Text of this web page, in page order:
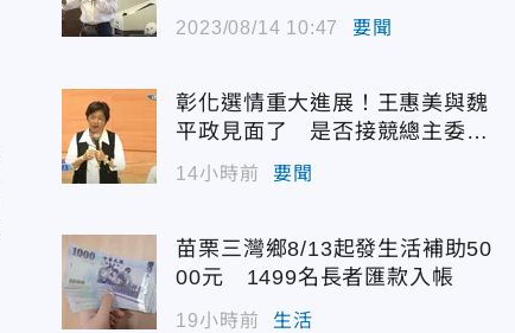
2023/08/14 10:47 要聞
彰化選情重大進展！王惠美與魏
平政見面了 是否接競總主委態
度曝光
14小時前 要聞
苗栗三灣鄉8/13起發生活補助50
00元 1499名長者匯款入帳
19小時前 生活